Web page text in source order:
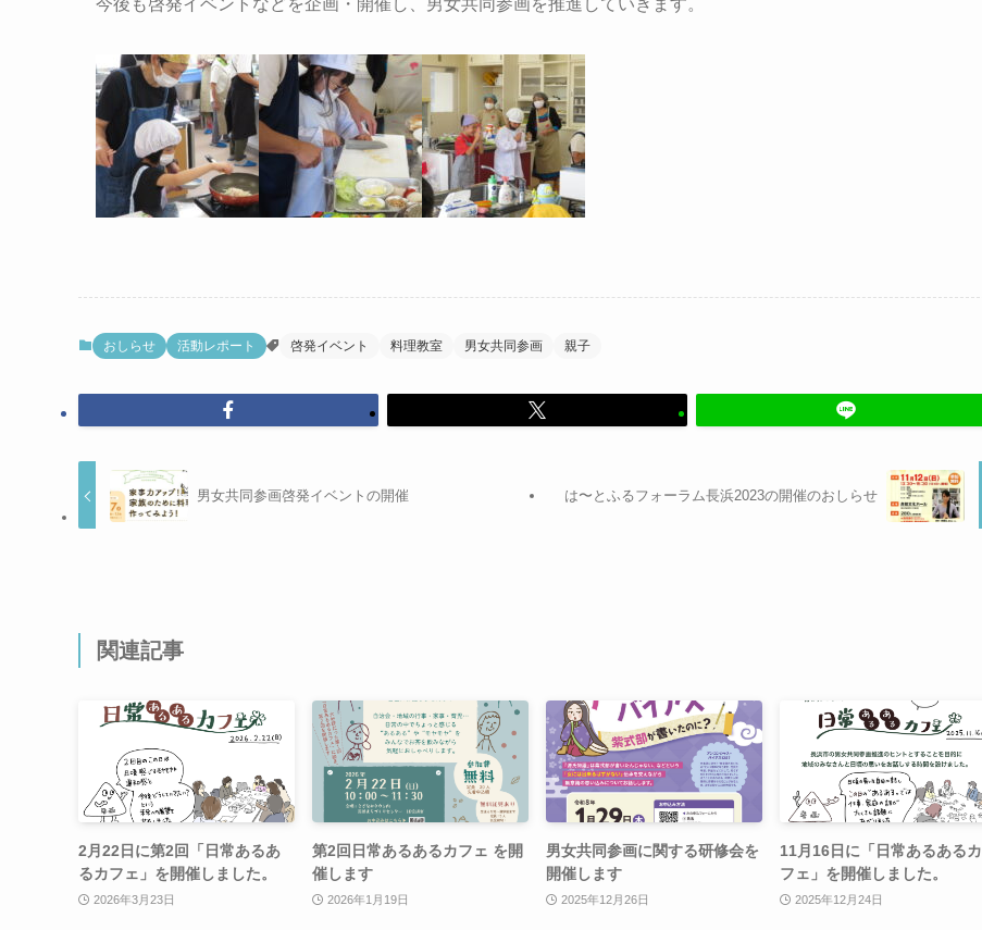
今後も啓発イベントなどを企画・開催し、男女共同参画を推進していきます。
おしらせ 活動レポート 啓発イベント 料理教室 男女共同参画 親子
男女共同参画啓発イベントの開催 は〜とふるフォーラム長浜2023の開催のおしらせ
関連記事
2月22日に第2回「日常あるあ
るカフェ」を開催しました。
2026年3月23日
第2回日常あるあるカフェ を開
催します
2026年1月19日
男女共同参画に関する研修会を
開催します
2025年12月26日
11月16日に「日常あるあるカ
フェ」を開催しました。
2025年12月24日